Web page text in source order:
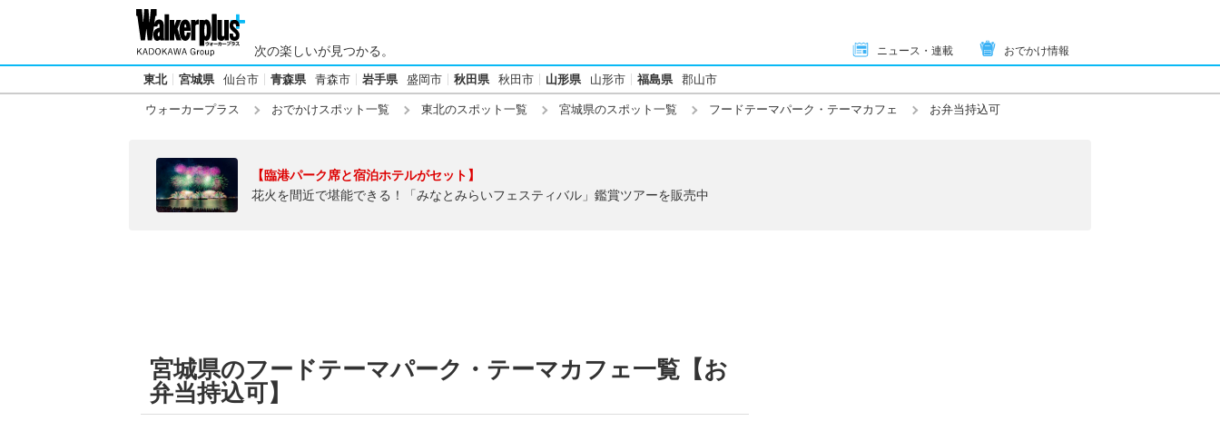
次の楽しいが見つかる。 ニュース・連載 おでかけ情報
東北 宮城県 仙台市 青森県 青森市 岩手県 盛岡市 秋田県 秋田市 山形県 山形市 福島県 郡山市
ウォーカープラス おでかけスポット一覧 東北のスポット一覧 宮城県のスポット一覧 フードテーマパーク・テーマカフェ お弁当持込可
【臨港パーク席と宿泊ホテルがセット】
花火を間近で堪能できる！「みなとみらいフェスティバル」鑑賞ツアーを販売中
宮城県のフードテーマパーク・テーマカフェ一覧【お
弁当持込可】